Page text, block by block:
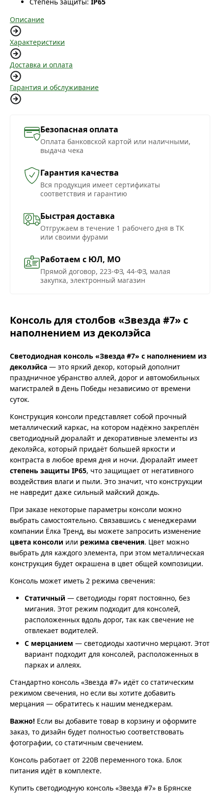
Описание
Характеристики
Доставка и оплата
Гарантия и обслуживание
Безопасная оплата
Оплата банковской картой или наличными,
выдача чека
Гарантия качества
Вся продукция имеет сертификаты
соответствия и гарантию
Быстрая доставка
Отгружаем в течение 1 рабочего дня в ТК
или своими фурами
Работаем с ЮЛ, МО
Прямой договор, 223-ФЗ, 44-ФЗ, малая
закупка, электронный магазин
Консоль для столбов «Звезда #7» с
наполнением из деколэйса
Светодиодная консоль «Звезда #7» с наполнением из
деколэйса — это яркий декор, который дополнит
праздничное убранство аллей, дорог и автомобильных
магистралей в День Победы независимо от времени
суток.
Конструкция консоли представляет собой прочный
металлический каркас, на котором надёжно закреплён
светодиодный дюралайт и декоративные элементы из
деколэйса, который придаёт большей яркости и
контраста в любое время дня и ночи. Дюралайт имеет
степень защиты IP65, что защищает от негативного
воздействия влаги и пыли. Это значит, что конструкции
не навредит даже сильный майский дождь.
При заказе некоторые параметры консоли можно
выбрать самостоятельно. Связавшись с менеджерами
компании Ёлка Тренд, вы можете запросить изменение
цвета консоли или режима свечения. Цвет можно
выбрать для каждого элемента, при этом металлическая
конструкция будет окрашена в цвет общей композиции.
Консоль может иметь 2 режима свечения:
Статичный — светодиоды горят постоянно, без
мигания. Этот режим подходит для консолей,
расположенных вдоль дорог, так как свечение не
отвлекает водителей.
С мерцанием — светодиоды хаотично мерцают. Этот
вариант подходит для консолей, расположенных в
парках и аллеях.
Стандартно консоль «Звезда #7» идёт со статическим
режимом свечения, но если вы хотите добавить
мерцания — обратитесь к нашим менеджерам.
Важно! Если вы добавите товар в корзину и оформите
заказ, то дизайн будет полностью соответствовать
фотографии, со статичным свечением.
Консоль работает от 220В переменного тока. Блок
питания идёт в комплекте.
Купить светодиодную консоль «Звезда #7» в Брянске